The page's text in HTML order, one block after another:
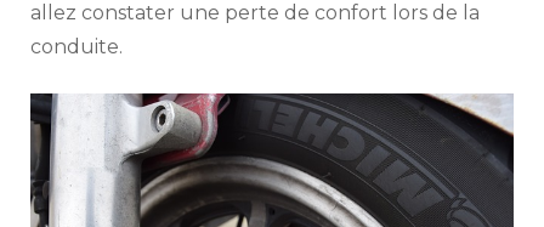
allez constater une perte de confort lors de la
conduite.